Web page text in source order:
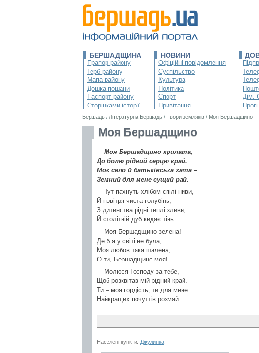
БЕРШАДЩИНА
Прапор району
Герб району
Мапа району
Дошка пошани
Паспорт району
Сторінками історії
НОВИНИ
Офіційні повідомлення
Суспільство
Культура
Політика
Спорт
Привітання
Дім.
Бершадь / Літературна Бершадь / Твори земляків / Моя Бершадщино
Моя Бершадщино
Моя Бершадщино крилата,
До болю рідний серцю край.
Моє село й батьківська хата –
Земний для мене сущий рай.
Тут пахнуть хлібом спілі ниви,
Й повітря чиста голубінь,
З дитинства рідні теплі зливи,
Й столітній дуб кидає тінь.
Моя Бершадщино зелена!
Де б я у світі не була,
Моя любов така шалена,
О ти, Бершадщино моя!
Молюся Господу за тебе,
Щоб розквітав мій рідний край.
Ти – моя гордість, ти для мене
Найкращих почуттів розмай.
Населені пункти: Джулинка